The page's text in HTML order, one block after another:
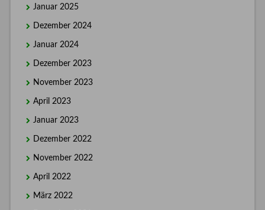
Januar 2025
Dezember 2024
Januar 2024
Dezember 2023
November 2023
April 2023
Januar 2023
Dezember 2022
November 2022
April 2022
März 2022